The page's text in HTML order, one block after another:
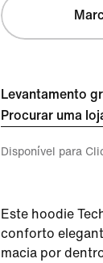
Levantamento
Procurar uma
Disponível para
Este hoodie
conforto
macia por